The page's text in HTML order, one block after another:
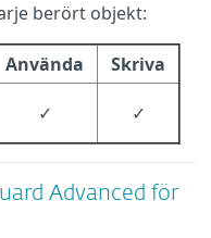
berört objekt:
Använda
Skriva
✓ ✓
Advanced för